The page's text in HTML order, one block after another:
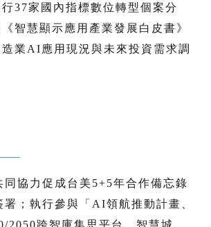
37家國內指標數位轉型個案分
智慧顯示應用產業發展白皮書》
業AI應用現況與未來投資需求調
同協力促成台美5+5年合作備忘錄
；執行參與「AI領航推動計畫、
2050跨智庫集思平台、智慧城